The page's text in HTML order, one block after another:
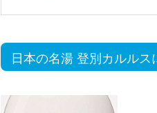
日本の名湯 登別カルルス